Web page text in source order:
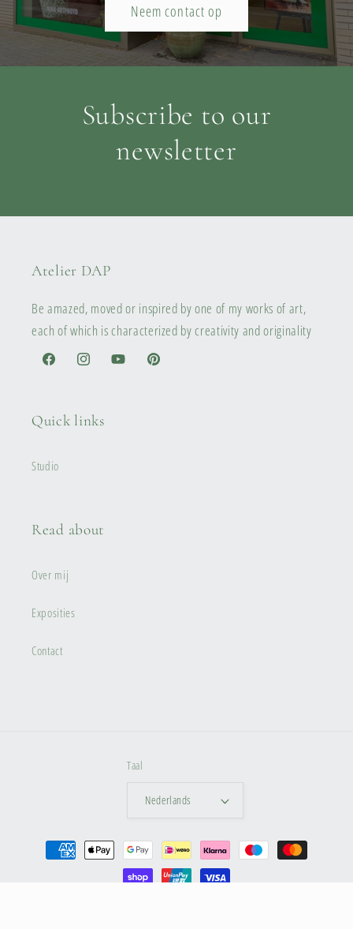
Neem contact op
Subscribe to our
newsletter
Atelier DAP
Be amazed, moved or inspired by one of my works of art,
each of which is characterized by creativity and originality
FacebookInstagramYouTube Pinterest
Quick links
Studio
Read about
Over mij
Exposities
Contact
Taal
Nederlands
Betaalmethoden